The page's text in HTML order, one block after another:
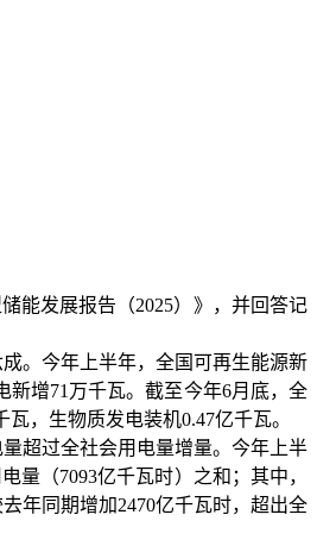
能发展报告（2025）》，并回答记
。今年上半年，全国可再生能源新
新增71万千瓦。截至今年6月底，全
，生物质发电装机0.47亿千瓦。
超过全社会用电量增量。今年上半
量（7093亿千瓦时）之和；其中，
年同期增加2470亿千瓦时，超出全